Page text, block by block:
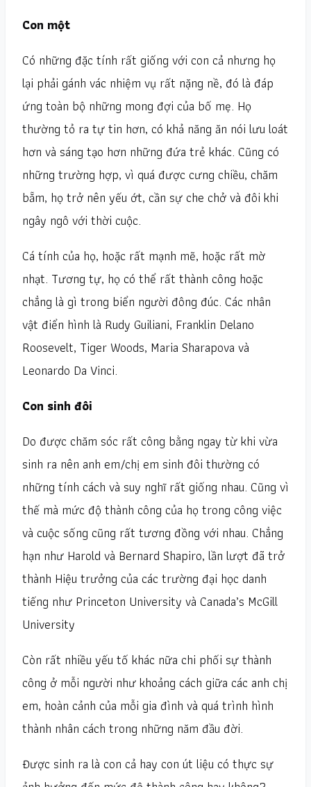
Con một
Có những đặc tính rất giống với con cả nhưng họ
lại phải gánh vác nhiệm vụ rất nặng nề, đó là đáp
ứng toàn bộ những mong đợi của bố mẹ. Họ
thường tỏ ra tự tin hơn, có khả năng ăn nói lưu loát
hơn và sáng tạo hơn những đứa trẻ khác. Cũng có
những trường hợp, vì quá được cưng chiều, chăm
bẵm, họ trở nên yếu ớt, cần sự che chở và đôi khi
ngây ngô với thời cuộc.
Cá tính của họ, hoặc rất mạnh mẽ, hoặc rất mờ
nhạt. Tương tự, họ có thể rất thành công hoặc
chẳng là gì trong biển người đông đúc. Các nhân
vật điển hình là Rudy Guiliani, Franklin Delano
Roosevelt, Tiger Woods, Maria Sharapova và
Leonardo Da Vinci.
Con sinh đôi
Do được chăm sóc rất công bằng ngay từ khi vừa
sinh ra nên anh em/chị em sinh đôi thường có
những tính cách và suy nghĩ rất giống nhau. Cũng vì
thế mà mức độ thành công của họ trong công việc
và cuộc sống cũng rất tương đồng với nhau. Chẳng
hạn như Harold và Bernard Shapiro, lần lượt đã trở
thành Hiệu trưởng của các trường đại học danh
tiếng như Princeton University và Canada’s McGill
University
Còn rất nhiều yếu tố khác nữa chi phối sự thành
công ở mỗi người như khoảng cách giữa các anh chị
em, hoàn cảnh của mỗi gia đình và quá trình hình
thành nhân cách trong những năm đầu đời.
Được sinh ra là con cả hay con út liệu có thực sự